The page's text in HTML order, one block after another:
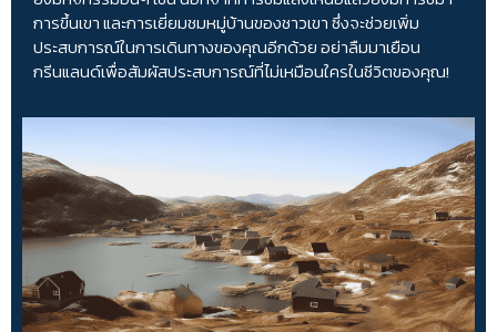
การขึ้นเขา และการเยี่ยมชมหมู่บ้านของชาวเขา ซึ่งจะช่วยเพิ่ม
ประสบการณ์ในการเดินทางของคุณอีกด้วย อย่าลืมมาเยือน
กรีนแลนด์เพื่อสัมผัสประสบการณ์ที่ไม่เหมือนใครในชีวิตของคุณ!